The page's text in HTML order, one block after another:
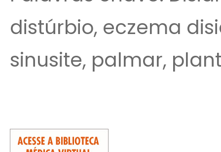
distúrbio, eczema
sinusite, palmar,